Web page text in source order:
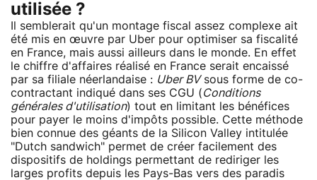
utilisée ?
Il semblerait qu'un montage fiscal assez complexe ait
été mis en œuvre par Uber pour optimiser sa fiscalité
en France, mais aussi ailleurs dans le monde. En effet
le chiffre d'affaires réalisé en France serait encaissé
par sa filiale néerlandaise : Uber BVsous forme de co-
contractant indiqué dans ses CGU (Conditions
générales d'utilisation) tout en limitant les bénéfices
pour payer le moins d'impôts possible. Cette méthode
bien connue des géants de la Silicon Valley intitulée
"Dutch sandwich" permet de créer facilement des
dispositifs de holdings permettant de rediriger les
larges profits depuis les Pays-Bas vers des paradis